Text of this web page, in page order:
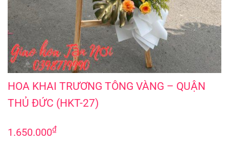
HOA KHAI TRƯƠNG TÔNG VÀNG – QUẬN
THỦ ĐỨC (HKT-27)
1.650.000₫